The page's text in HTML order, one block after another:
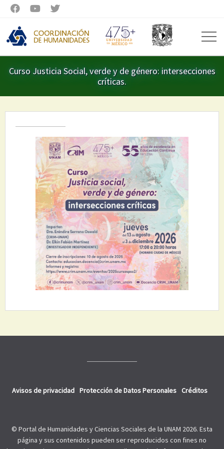
  
Curso Justicia Social, verde y de género: intersecciones
críticas.
Avisos de privacidad Protección de Datos Personales Créditos
© Portal de Humanidades y Ciencias Sociales de la UNAM 2026. Esta
página y sus contenidos pueden ser reproducidos con fines no